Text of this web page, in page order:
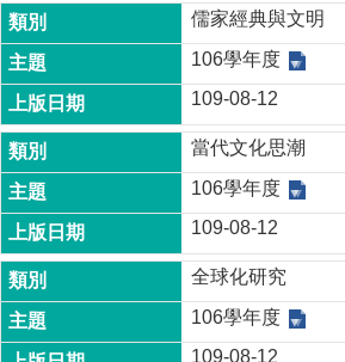
儒家經典與文明
106學年度
109-08-12
當代文化思潮
106學年度
109-08-12
全球化研究
106學年度
109-08-12